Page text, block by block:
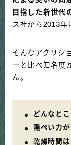
目指した新世代
ス社から2013年
そんなアクリジ
ーと比べ知名度
ん。
どんなと
隠ぺい力
乾燥時間